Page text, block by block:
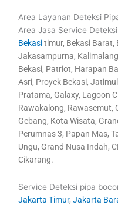
Area Layanan Deteksi
Area Jasa Service
Bekasitimur, Bekasi Barat,
Jakasampurna,
Bekasi, Patriot, Harapan
Asri, Proyek Bekasi,
Pratama, Galaxy, Lagoon
Rawakalong, Rawasemut,
Gebang, Kota Wisata,
Perumnas 3, Papan Mas,
Ungu, Grand Nusa Indah,
Cikarang.
Service Deteksi pipa
Jakarta Timur,Jakarta